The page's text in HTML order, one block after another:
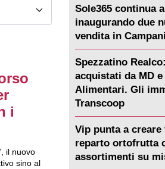
i
il nuovo
sino al
Sole365 continua
inaugurando due
vendita in
Spezzatino
acquistati da MD e
Alimentari. Gli
Transcoop
Vip punta a creare
reparto ortofrutta
assortimenti su